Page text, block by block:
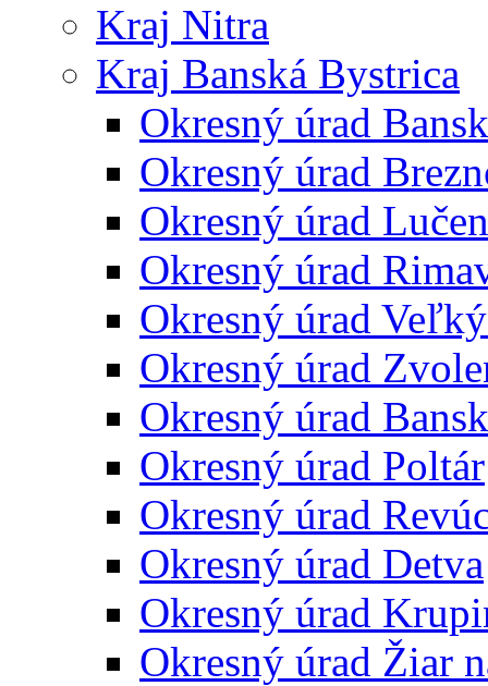
Kraj Nitra
Kraj Banská Bystrica
Okresný úrad
Okresný úrad
Okresný úrad
Okresný úrad
Okresný úrad
Okresný úrad
Okresný úrad
Okresný úrad Poltár
Okresný úrad
Okresný úrad Detva
Okresný úrad
Okresný úrad Žiar